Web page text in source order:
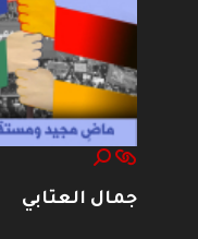
جمال العتابي